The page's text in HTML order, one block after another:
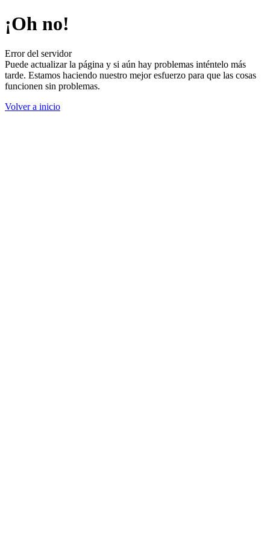
¡Oh no!
Error del servidor
Puede actualizar la página y si aún hay problemas inténtelo más
tarde. Estamos haciendo nuestro mejor esfuerzo para que las cosas
funcionen sin problemas.
Volver a inicio